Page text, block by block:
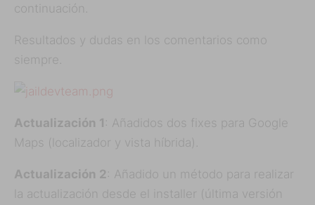
continuación.
Resultados y dudas en los comentarios como
siempre.
Actualización 1 : Añadidos dos fixes para Google
Maps (localizador y vista híbrida).
Actualización 2 : Añadido un método para realizar
la actualización desde el installer (última versión